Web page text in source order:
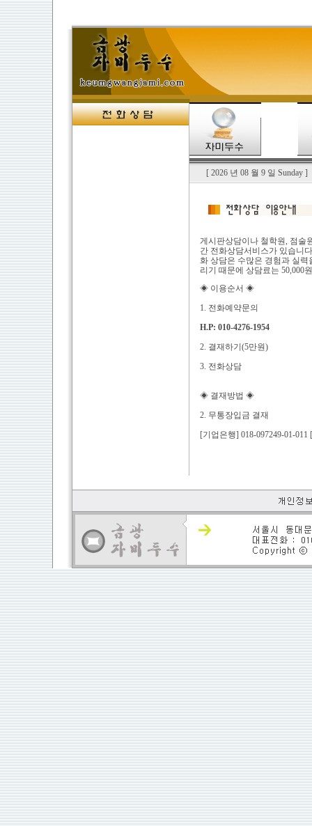
[ 2026 년 08 월 9 일 Sunday ]
게시판상담이나 철학원, 점술
간 전화상담서비스가 있습니
화 상담은 수많은 경험과 실
리기 때문에 상담료는 50,000
◈ 이용순서 ◈
1. 전화예약문의
H.P: 010-4276-1954
2. 결재하기(5만원)
3. 전화상담
◈ 결재방법 ◈
2. 무통장입금 결재
[기업은행] 018-097249-01-